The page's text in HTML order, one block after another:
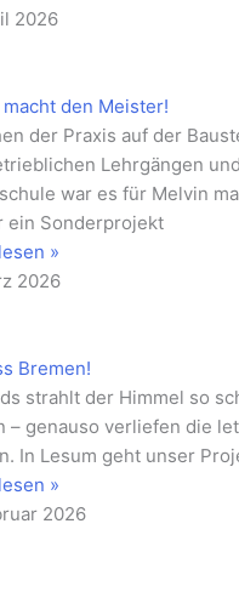
2026
den Meister!
der Praxis auf der
Lehrgängen
war es für Melvin
ein Sonderprojekt
»
2026
Bremen!
strahlt der Himmel so
– genauso verliefen die
In Lesum geht unser
»
2026